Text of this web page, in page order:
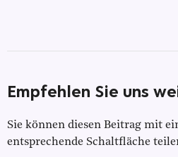
Empfehlen Sie uns
Sie können diesen Beitrag mit
entsprechende Schaltfläche